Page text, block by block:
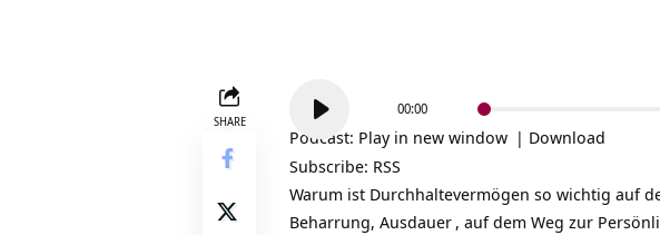
SHARE
Player
00:00
Podcast: Play in new window | Download
Subscribe: RSS
Warum ist Durchhaltevermögen so wichtig auf
Beharrung, Ausdauer , auf dem Weg zur